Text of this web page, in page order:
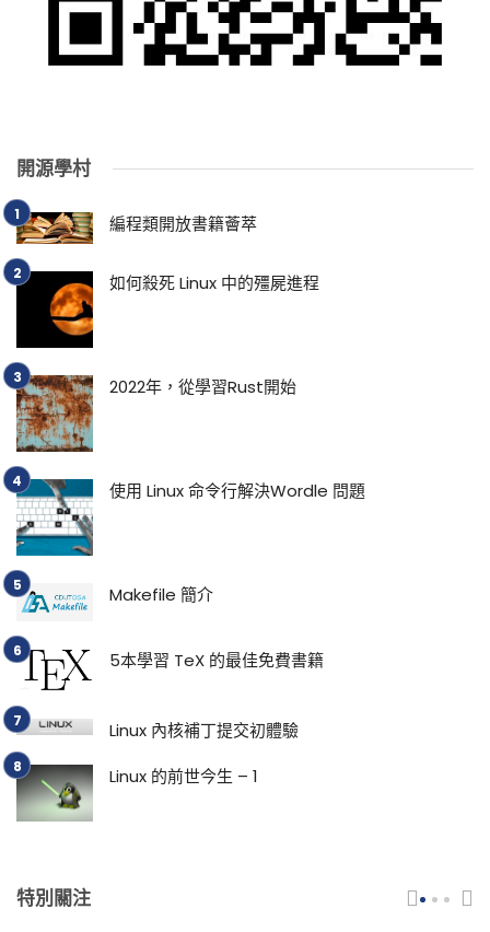
開源學村
編程類開放書籍薈萃
如何殺死 Linux 中的殭屍進程
2022年，從學習Rust開始
使用 Linux 命令行解決Wordle 問題
Makefile 簡介
5本學習 TeX 的最佳免費書籍
Linux 內核補丁提交初體驗
Linux 的前世今生 – 1
特別關注